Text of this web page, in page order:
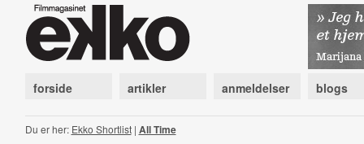
forside artikler anmeldelser blogs
Du er her: Ekko Shortlist| All Time